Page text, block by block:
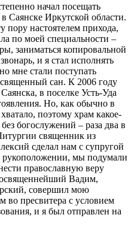
начал посещать
Саянске Иркутской области.
настоятелем прихода,
по моей специальности –
заниматься копировальной
и я стал исполнять
мне стали поступать
сан. К 2006 году
в поселке Усть-Уда
Но, как обычно в
поэтому храм какое-
богослужений – раза два в
священник из
сделал нам с супругой
рукоположении, мы подумали
православную веру
Вадим,
совершил мою
во пресвитера с условием
и я был отправлен на